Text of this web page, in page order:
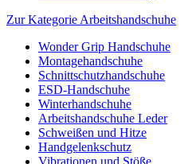
Zur Kategorie Arbeitshandschuhe
Wonder Grip Handschuhe
Montagehandschuhe
Schnittschutzhandschuhe
ESD-Handschuhe
Winterhandschuhe
Arbeitshandschuhe Leder
Schweißen und Hitze
Handgelenkschutz
Vibrationen und Stöße